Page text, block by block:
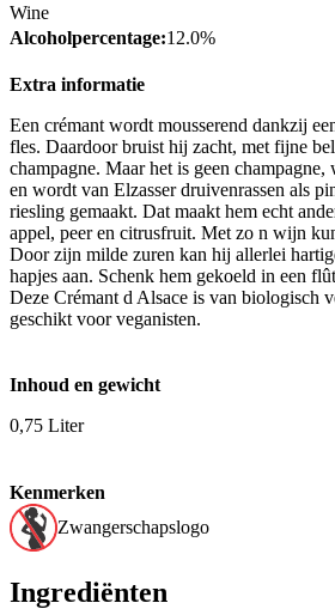
Wine
Alcoholpercentage:12.0%
Extra informatie
Een crémant wordt mousserend dankzij
fles. Daardoor bruist hij zacht, met fijne
champagne. Maar het is geen
en wordt van Elzasser druivenrassen als
riesling gemaakt. Dat maakt hem echt
appel, peer en citrusfruit. Met zo n wijn
Door zijn milde zuren kan hij allerlei
hapjes aan. Schenk hem gekoeld in een
Deze Crémant d Alsace is van biologisch
geschikt voor veganisten.
Inhoud en gewicht
0,75 Liter
Kenmerken
Zwangerschapslogo
Ingrediënten